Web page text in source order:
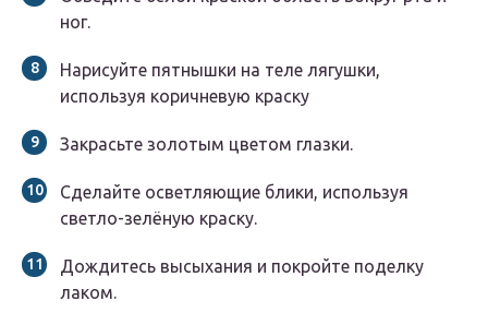
ног.
Нарисуйте пятнышки на теле лягушки,
используя коричневую краску
Закрасьте золотым цветом глазки.
Сделайте осветляющие блики, используя
светло-зелёную краску.
Дождитесь высыхания и покройте поделку
лаком.